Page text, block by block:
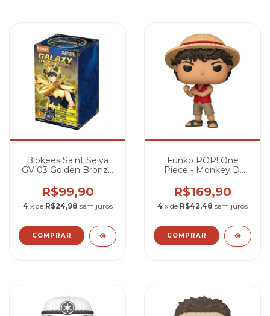
Blokees Saint Seiya
GV 03 Golden Bronze
Dragão
R$99,90
4 x de R$24,98 sem juros
Funko POP! One
Piece - Monkey D.
#1878
R$169,90
4 x de R$42,48 sem juros